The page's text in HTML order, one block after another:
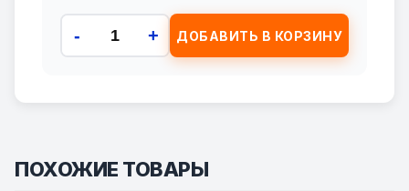
- + ДОБАВИТЬ В КОРЗИНУ
ПОХОЖИЕ ТОВАРЫ